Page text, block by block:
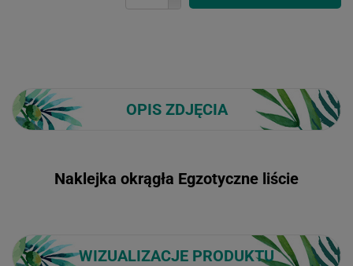
OPIS ZDJĘCIA
Naklejka okrągła Egzotyczne liście
WIZUALIZACJE PRODUKTU